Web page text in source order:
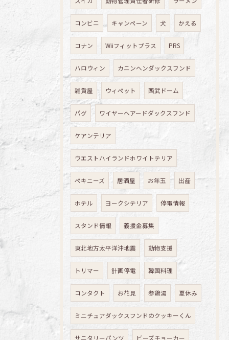
コンビニ キャンペーン 犬 かえる
コナン Wiiフィットプラス PRS
ハロウィン カニンヘンダックスフンド
雑貨屋 ウィペット 西武ドーム
パグ ワイヤーヘアードダックスフンド
ケアンテリア
ウエストハイランドホワイトテリア
ペキニーズ 居酒屋 お年玉 出産
ホテル ヨークシテリア 停電情報
スタンド情報 義援金募集
東北地方太平洋沖地震 動物支援
トリマー 計画停電 韓国料理
コンタクト お花見 参鶏湯 夏休み
ミニチュアダックスフンドのクッキーくん
サニタリーパンツ ビーズチョーカー